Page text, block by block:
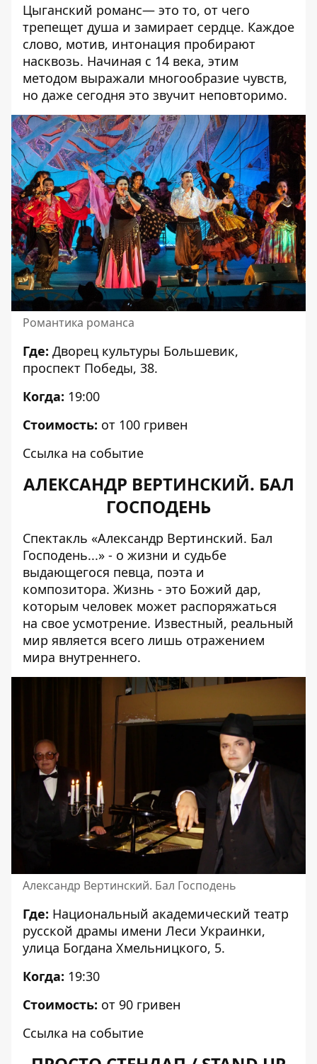
Цыганский романс— это то, от чего
трепещет душа и замирает сердце. Каждое
слово, мотив, интонация пробирают
насквозь. Начиная с 14 века, этим
методом выражали многообразие чувств,
но даже сегодня это звучит неповторимо.
Романтика романса
Где: Дворец культуры Большевик,
проспект Победы, 38.
Когда: 19:00
Стоимость: от 100 гривен
Ссылка на событие
АЛЕКСАНДР ВЕРТИНСКИЙ. БАЛ
ГОСПОДЕНЬ
Спектакль «Александр Вертинский. Бал
Господень...» - о жизни и судьбе
выдающегося певца, поэта и
композитора. Жизнь - это Божий дар,
которым человек может распоряжаться
на свое усмотрение. Известный, реальный
мир является всего лишь отражением
мира внутреннего.
Александр Вертинский. Бал Господень
Где: Национальный академический театр
русской драмы имени Леси Украинки,
улица Богдана Хмельницкого, 5.
Когда: 19:30
Стоимость: от 90 гривен
Ссылка на событие